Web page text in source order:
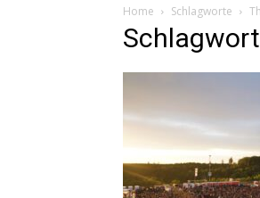
Home Schlagworte